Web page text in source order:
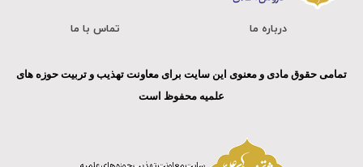
درباره ما تماس با ما
تمامی حقوق مادی و معنوی این سایت برای معاونت تهذیب و تربیت حوزه های
علمیه محفوظ است